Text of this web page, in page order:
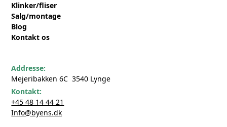
Klinker/fliser
Salg/montage
Blog
Kontakt os
Addresse:
Mejeribakken 6C 3540 Lynge
Kontakt:
+45 48 14 44 21
Info@byens.dk